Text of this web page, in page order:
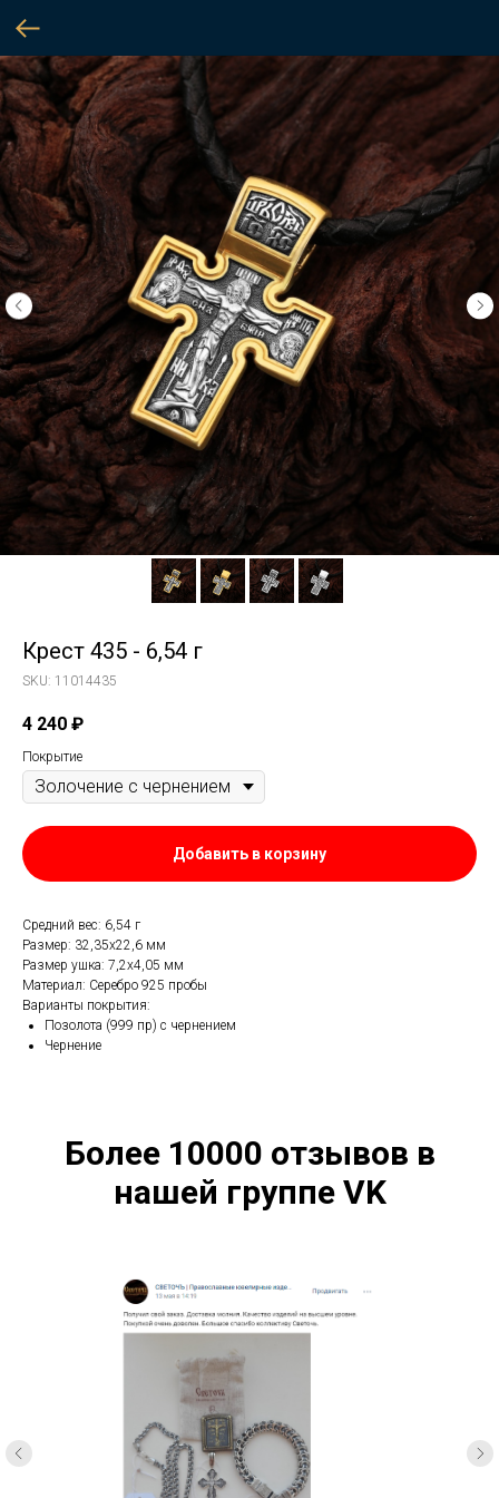
Крест 435 - 6,54 г
SKU: 11014435
4 240 ₽
Покрытие
Добавить в корзину
Средний вес: 6,54 г
Размер: 32,35х22,6 мм
Размер ушка: 7,2х4,05 мм
Материал: Серебро 925 пробы
Варианты покрытия:
Позолота (999 пр) с чернением
Чернение
Более 10000 отзывов в
нашей группе VK